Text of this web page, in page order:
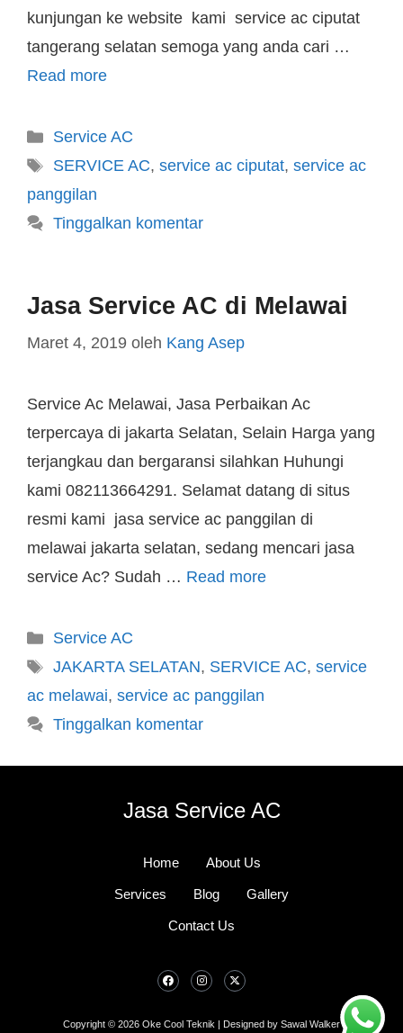
kunjungan ke website kami service ac ciputat
tangerang selatan semoga yang anda cari …
Read more
Service AC
SERVICE AC, service ac ciputat, service ac
panggilan
Tinggalkan komentar
Jasa Service AC di Melawai
Maret 4, 2019 oleh Kang Asep
Service Ac Melawai, Jasa Perbaikan Ac
terpercaya di jakarta Selatan, Selain Harga yang
terjangkau dan bergaransi silahkan Huhungi
kami 082113664291. Selamat datang di situs
resmi kami jasa service ac panggilan di
melawai jakarta selatan, sedang mencari jasa
service Ac? Sudah … Read more
Service AC
JAKARTA SELATAN, SERVICE AC, service
ac melawai, service ac panggilan
Tinggalkan komentar
Jasa Service AC
Home About Us
Services Blog Gallery
Contact Us
Copyright © 2026 Oke Cool Teknik | Designed by Sawal Walker